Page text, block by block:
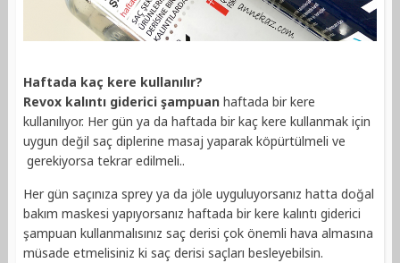
Haftada kaç kere kullanılır?
Revox kalıntı giderici şampuanhaftada bir kere
kullanılıyor. Her gün ya da haftada bir kaç kere kullanmak için
uygun değil saç diplerine masaj yaparak köpürtülmeli ve
gerekiyorsa tekrar edilmeli..
Her gün saçınıza sprey ya da jöle uyguluyorsanız hatta doğal
bakım maskesi yapıyorsanız haftada bir kere kalıntı giderici
şampuan kullanmalısınız saç derisi çok önemli hava almasına
müsade etmelisiniz ki saç derisi saçları besleyebilsin.